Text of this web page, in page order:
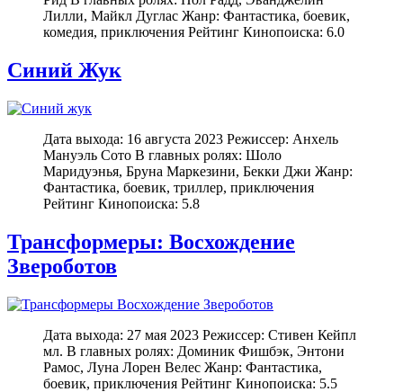
Лилли, Майкл Дуглас Жанр: Фантастика, боевик,
комедия, приключения Рейтинг Кинопоиска: 6.0
Синий Жук
Дата выхода: 16 августа 2023 Режиссер: Анхель
Мануэль Сото В главных ролях: Шоло
Маридуэнья, Бруна Маркезини, Бекки Джи Жанр:
Фантастика, боевик, триллер, приключения
Рейтинг Кинопоиска: 5.8
Трансформеры: Восхождение
Звероботов
Дата выхода: 27 мая 2023 Режиссер: Стивен Кейпл
мл. В главных ролях: Доминик Фишбэк, Энтони
Рамос, Луна Лорен Велес Жанр: Фантастика,
боевик, приключения Рейтинг Кинопоиска: 5.5